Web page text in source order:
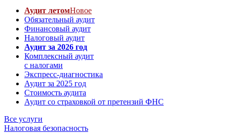
Аудит летомНовое
Обязательный аудит
Финансовый аудит
Налоговый аудит
Аудит за 2026 год
Комплексный аудит
с налогами
Экспресс-диагностика
Аудит за 2025 год
Стоимость аудита
Аудит со страховкой от претензий ФНС
Все услуги
Налоговая безопасность